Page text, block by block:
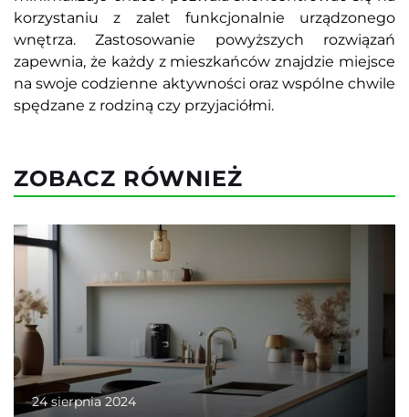
korzystaniu z zalet funkcjonalnie urządzonego
wnętrza. Zastosowanie powyższych rozwiązań
zapewnia, że każdy z mieszkańców znajdzie miejsce
na swoje codzienne aktywności oraz wspólne chwile
spędzane z rodziną czy przyjaciółmi.
ZOBACZ RÓWNIEŻ
24 sierpnia 2024